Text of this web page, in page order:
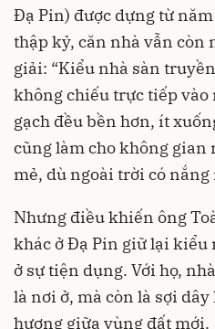
Đạ Pin) được dựng từ
thập kỷ, căn nhà vẫn còn
giải: “Kiểu nhà sàn
không chiếu trực tiếp vào
gạch đều bền hơn, ít
cũng làm cho không gian
mẻ, dù ngoài trời có nắng
Nhưng điều khiến ông
khác ở Đạ Pin giữ lại kiểu
ở sự tiện dụng. Với họ,
là nơi ở, mà còn là sợi
hương giữa vùng đất mới.